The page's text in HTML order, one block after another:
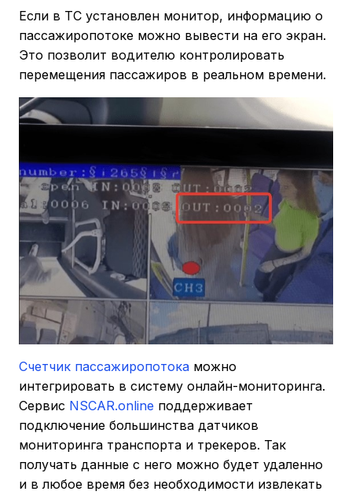
Если в ТС установлен монитор, информацию о
пассажиропотоке можно вывести на его экран.
Это позволит водителю контролировать
перемещения пассажиров в реальном времени.
Счетчик пассажиропотока можно
интегрировать в систему онлайн-мониторинга.
Сервис NSCAR.online поддерживает
подключение большинства датчиков
мониторинга транспорта и трекеров. Так
получать данные с него можно будет удаленно
и в любое время без необходимости извлекать